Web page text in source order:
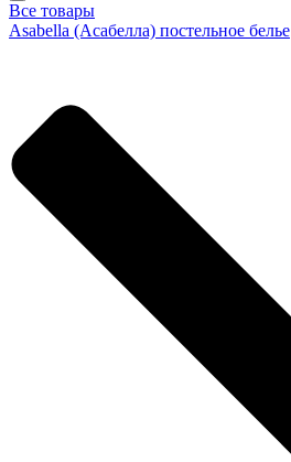
Все товары
Asabella (Асабелла) постельное белье